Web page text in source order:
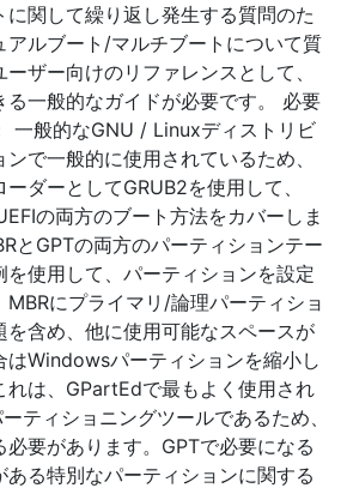
に関して繰り返し発生する質問のた
アルブート/マルチブートについて質
ーザー向けのリファレンスとして、
る一般的なガイドが必要です。 必要
一般的なGNU / Linuxディストリビ
ンで一般的に使用されているため、
ーダーとしてGRUB2を使用して、
の両方のブート方法をカバーしま
とGPTの両方のパーティションテー
を使用して、パーティションを設定
MBRにプライマリ/論理パーティショ
を含め、他に使用可能なスペースが
はWindowsパーティションを縮小し
れは、GPartEdで最もよく使用され
ティショニングツールであるため、
必要があります。GPTで必要になる
ある特別なパーティションに関する